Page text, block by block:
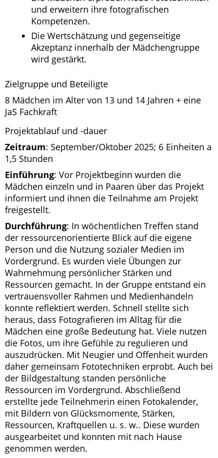
und erweitern ihre fotografischen
Kompetenzen.
Die Wertschätzung und gegenseitige
Akzeptanz innerhalb der Mädchengruppe
wird gestärkt.
Zielgruppe und Beteiligte
8 Mädchen im Alter von 13 und 14 Jahren + eine
JaS Fachkraft
Projektablauf und -dauer
Zeitraum: September/Oktober 2025; 6 Einheiten a
1,5 Stunden
Einführung: Vor Projektbeginn wurden die
Mädchen einzeln und in Paaren über das Projekt
informiert und ihnen die Teilnahme am Projekt
freigestellt.
Durchführung: In wöchentlichen Treffen stand
der ressourcenorientierte Blick auf die eigene
Person und die Nutzung sozialer Medien im
Vordergrund. Es wurden viele Übungen zur
Wahrnehmung persönlicher Stärken und
Ressourcen gemacht. In der Gruppe entstand ein
vertrauensvoller Rahmen und Medienhandeln
konnte reflektiert werden. Schnell stellte sich
heraus, dass Fotografieren im Alltag für die
Mädchen eine große Bedeutung hat. Viele nutzen
die Fotos, um ihre Gefühle zu regulieren und
auszudrücken. Mit Neugier und Offenheit wurden
daher gemeinsam Fototechniken erprobt. Auch bei
der Bildgestaltung standen persönliche
Ressourcen im Vordergrund. Abschließend
erstellte jede Teilnehmerin einen Fotokalender,
mit Bildern von Glücksmomente, Stärken,
Ressourcen, Kraftquellen u. s. w.. Diese wurden
ausgearbeitet und konnten mit nach Hause
genommen werden.